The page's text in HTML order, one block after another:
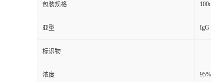
包装规格
亚型 IgG
标识物
浓度 95%